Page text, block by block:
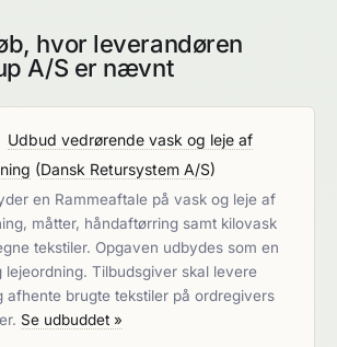
hvor leverandøren
A/S er nævnt
Udbud vedrørende vask og leje af
(Dansk Retursystem A/S)
en Rammeaftale på vask og leje af
måtter, håndaftørring samt kilovask
tekstiler. Opgaven udbydes som en
lejeordning. Tilbudsgiver skal levere
afhente brugte tekstiler på ordregivers
Se udbuddet »